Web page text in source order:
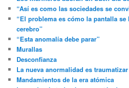
“Así es como las sociedades se
“El problema es cómo la pantalla se
cerebro”
“Esta anomalía debe parar”
Murallas
Desconfianza
La nueva anormalidad es
Mandamientos de la era atómica